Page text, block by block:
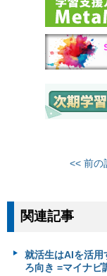
<< 前の
関連記事
就活生はAIを活用
ろ向き =マイナビ